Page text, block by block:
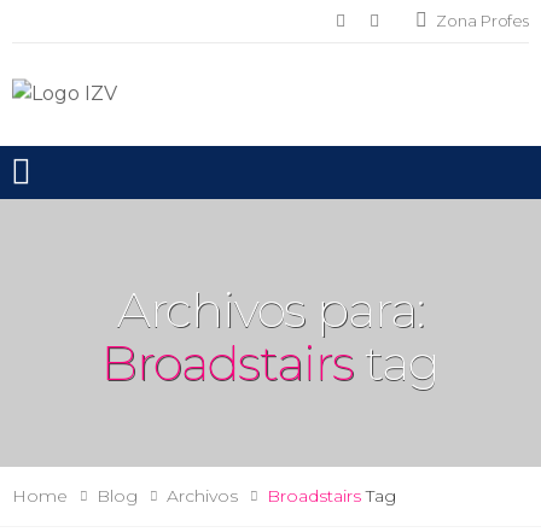
Zona Profes
Toggle mobile menu
Archivos para:
Broadstairs tag
Home Blog Archivos BroadstairsTag